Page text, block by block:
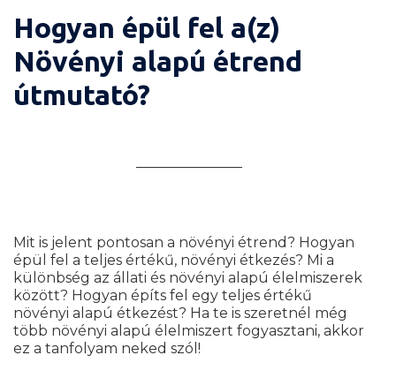
Hogyan épül fel a kurzus?
Mi szükséges a kurzus elkezdéséhez?
Hogyan épül fel a(z)
Növényi alapú étrend
útmutató?
Mit is jelent pontosan a növényi étrend? Hogyan
épül fel a teljes értékű, növényi étkezés? Mi a
különbség az állati és növényi alapú élelmiszerek
között? Hogyan építs fel egy teljes értékű
növényi alapú étkezést? Ha te is szeretnél még
több növényi alapú élelmiszert fogyasztani, akkor
ez a tanfolyam neked szól!